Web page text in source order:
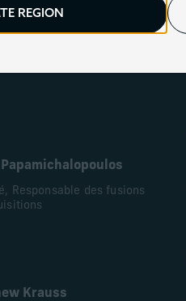
REGION
L.C. Gullan
Papamichalopoulos
Responsable des fusions
Krauss